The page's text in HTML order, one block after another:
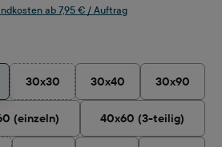
ab 7,95 € / Auftrag
30x30
(Diese Option ist zurzeit nicht
30x40 30x90
nicht verfügbar.)
(einzeln) 40x60 (3-teilig)